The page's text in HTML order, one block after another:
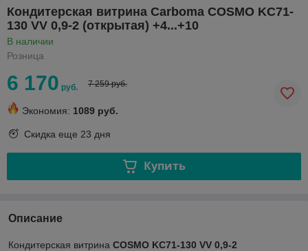
Кондитерская витрина Carboma COSMO KC71-
130 VV 0,9-2 (открытая) +4...+10
В наличии
Розница
6 170 руб. 7 259 руб.
Экономия: 1089 руб.
Скидка еще 23 дня
Купить
Описание
Кондитерская витрина COSMO KC71-130 VV 0,9-2